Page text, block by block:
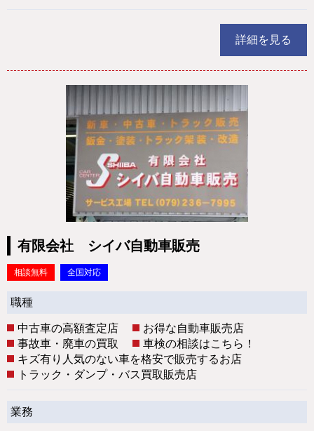
詳細を見る
有限会社 シイバ自動車販売
相談無料 全国対応
職種
中古車の高額査定店
お得な自動車販売店
事故車・廃車の買取
車検の相談はこちら！
キズ有り人気のない車を格安で販売するお店
トラック・ダンプ・バス買取販売店
業務